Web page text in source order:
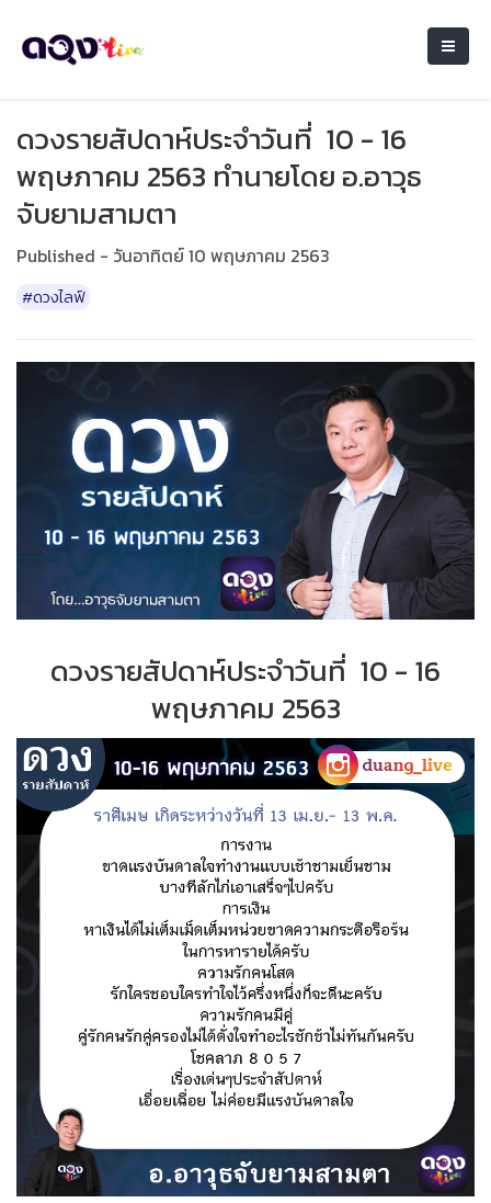
ดวงรายสัปดาห์ประจำวันที่ 10 - 16
พฤษภาคม 2563 ทำนายโดย อ.อาวุธ
จับยามสามตา
Published - วันอาทิตย์ 10 พฤษภาคม 2563
#ดวงไลฟ์
ดวงรายสัปดาห์ประจำวันที่ 10 - 16
พฤษภาคม 2563